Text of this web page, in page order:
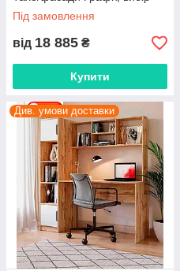
кольору корпусу та фасадів
Під замовлення
від 18 885 ₴
Купити
Див. умови доставки